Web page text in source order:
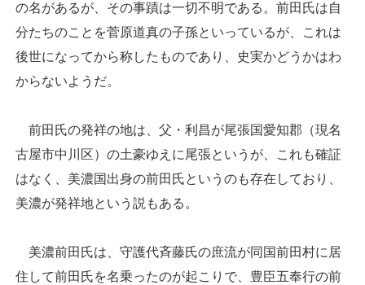
の名があるが、その事蹟は一切不明である。前田氏は自
分たちのことを菅原道真の子孫といっているが、これは
後世になってから称したものであり、史実かどうかはわ
からないようだ。
前田氏の発祥の地は、父・利昌が尾張国愛知郡（現名
古屋市中川区）の土豪ゆえに尾張というが、これも確証
はなく、美濃国出身の前田氏というのも存在しており、
美濃が発祥地という説もある。
美濃前田氏は、守護代斉藤氏の庶流が同国前田村に居
住して前田氏を名乗ったのが起こりで、豊臣五奉行の前